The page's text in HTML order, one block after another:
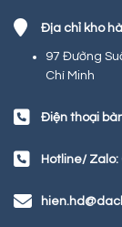
Địa chỉ kho
97 Đường
Chí Minh
Điện thoại
Hotline/ Zalo: